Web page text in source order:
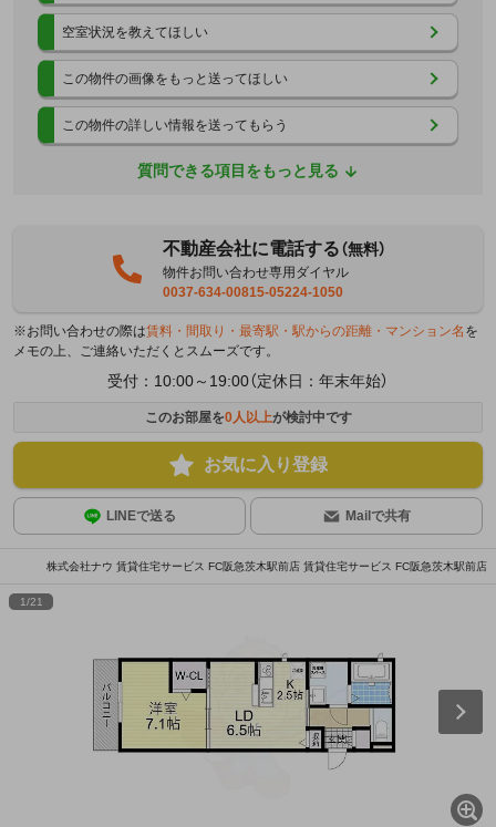
空室状況を教えてほしい
この物件の画像をもっと送ってほしい
この物件の詳しい情報を送ってもらう
質問できる項目をもっと見る
不動産会社に電話する（無料）
物件お問い合わせ専用ダイヤル
0037-634-00815-05224-1050
※お問い合わせの際は賃料・間取り・最寄駅・駅からの距離・マンション名 を
メモの上、ご連絡いただくとスムーズです。
受付：10:00～19:00（定休日：年末年始）
このお部屋を0人以上が検討中です
お気に入り登録
LINEで送る Mailで共有
株式会社ナウ 賃貸住宅サービス FC阪急茨木駅前店 賃貸住宅サービス FC阪急茨木駅前店
1/21